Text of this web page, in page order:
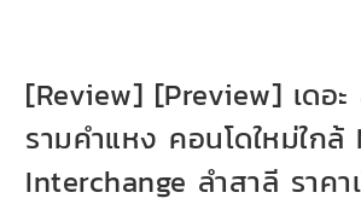
[Review] [Preview] เดอ
รามคำแหง คอนโดใหม่ใกล้
Interchange ลำสาลี ราคา